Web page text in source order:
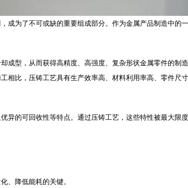
成为了不可或缺的重要组成部分。作为金属产品制造中的
成型，从而获得高精度、高强度、复杂形状金属零件的制
相比，压铸工艺具有生产效率高、材料利用率高、零件尺
异的可回收性等特点。通过压铸工艺，这些特性被最大限
、降低能耗的关键。